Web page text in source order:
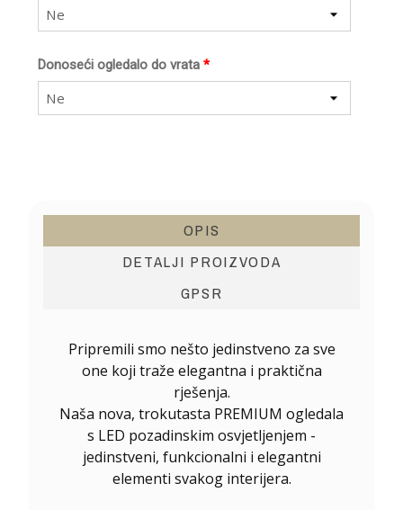
Ne
*
Donoseći ogledalo do vrata
Ne
OPIS
DETALJI PROIZVODA
GPSR
Pripremili smo nešto jedinstveno za sve
one koji traže elegantna i praktična
rješenja.
Naša nova, trokutasta PREMIUM ogledala
s LED pozadinskim osvjetljenjem -
jedinstveni, funkcionalni i elegantni
elementi svakog interijera.